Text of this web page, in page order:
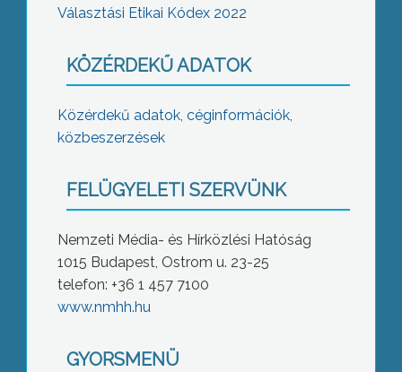
Választási Etikai Kódex 2022
KÖZÉRDEKŰ ADATOK
Közérdekű adatok, céginformációk,
közbeszerzések
FELÜGYELETI SZERVÜNK
Nemzeti Média- és Hírközlési Hatóság
1015 Budapest, Ostrom u. 23-25
telefon: +36 1 457 7100
www.nmhh.hu
GYORSMENÜ